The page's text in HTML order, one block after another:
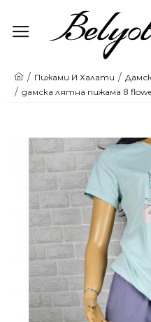
Онлайн
магазин
Пижами
Бански
Пижами И Халати
дамска лятна пижама в